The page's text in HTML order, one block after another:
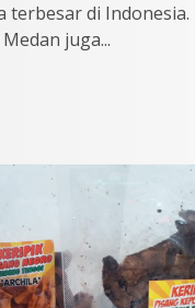
terbesar di Indonesia.
juga...